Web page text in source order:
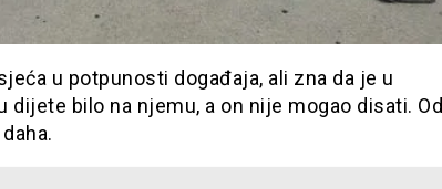
u potpunosti događaja, ali zna da je u
dijete bilo na njemu, a on nije mogao disati. Od